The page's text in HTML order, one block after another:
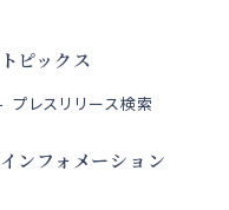
トピックス
プレスリリース検索
インフォメーション